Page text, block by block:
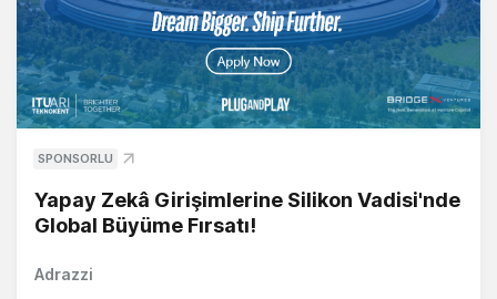
SPONSORLU
Yapay Zekâ Girişimlerine Silikon Vadisi'nde
Global Büyüme Fırsatı!
Adrazzi